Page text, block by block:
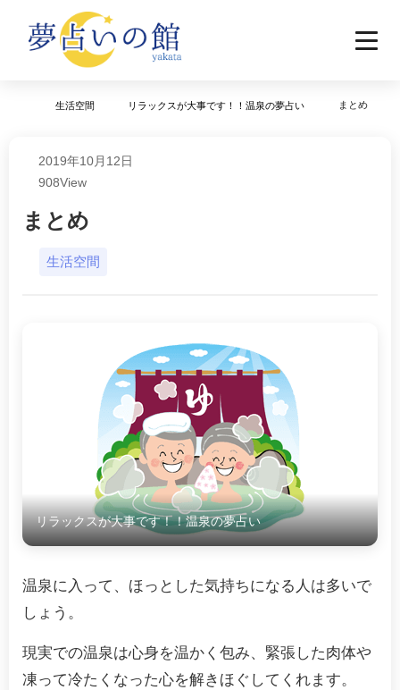
生活空間 リラックスが大事です！！温泉の夢占い まとめ
2019年10月12日
908View
まとめ
生活空間
リラックスが大事です！！温泉の夢占い
温泉に入って、ほっとした気持ちになる人は多いで
しょう。
現実での温泉は心身を温かく包み、緊張した肉体や
凍って冷たくなった心を解きほぐしてくれます。